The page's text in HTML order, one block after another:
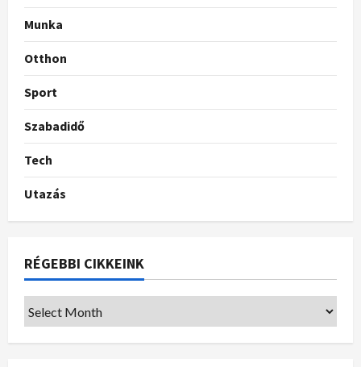
Munka
Otthon
Sport
Szabadidő
Tech
Utazás
RÉGEBBI CIKKEINK